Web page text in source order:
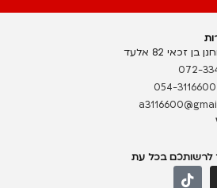
זכאי 82 אלעד
072-
054-3116600
לרשותכם בכל עת